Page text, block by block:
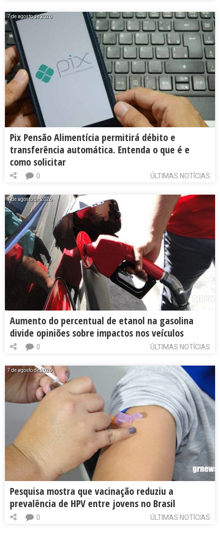
7 de agosto de 2026
Pix Pensão Alimentícia permitirá débito e
transferência automática. Entenda o que é e
como solicitar
ÚLTIMAS NOTÍCIAS
0
7 de agosto de 2026
Aumento do percentual de etanol na gasolina
divide opiniões sobre impactos nos veículos
ÚLTIMAS NOTÍCIAS
0
7 de agosto de 2026
Pesquisa mostra que vacinação reduziu a
prevalência de HPV entre jovens no Brasil
ÚLTIMAS NOTÍCIAS
0